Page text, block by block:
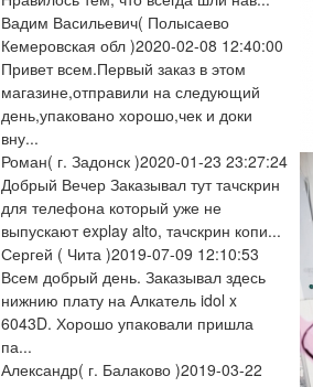
Вадим Васильевич( Полысаево
Кемеровская обл )2020-02-08 12:40:00
Привет всем.Первый заказ в этом
магазине,отправили на следующий
день,упаковано хорошо,чек и доки
вну...
Роман( г. Задонск )2020-01-23 23:27:24
Добрый Вечер Заказывал тут тачскрин
для телефона который уже не
выпускают explay alto, тачскрин копи...
Сергей ( Чита )2019-07-09 12:10:53
Всем добрый день. Заказывал здесь
нижнию плату на Алкатель idol x
6043D. Хорошо упаковали пришла
па...
Александр( г. Балаково )2019-03-22